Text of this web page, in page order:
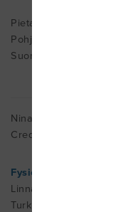
Pietarsaari
Pohjanmaa 68620
Suomi
Nina Belov
Cred. MDT
Fysioeksentria Oy
Linnankatu 45
Turku